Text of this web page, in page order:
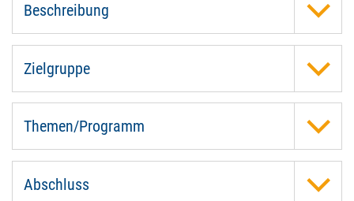
Beschreibung
Zielgruppe
Themen/Programm
Abschluss